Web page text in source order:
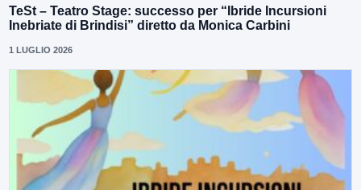
TeSt – Teatro Stage: successo per “Ibride Incursioni
Inebriate di Brindisi” diretto da Monica Carbini
1 LUGLIO 2026